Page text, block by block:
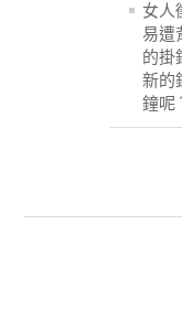
女人
易遭
的掛
新的
鐘呢